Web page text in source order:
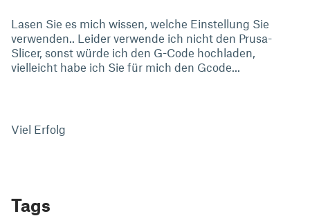
Lasen Sie es mich wissen, welche Einstellung Sie
verwenden.. Leider verwende ich nicht den Prusa-
Slicer, sonst würde ich den G-Code hochladen,
vielleicht habe ich Sie für mich den Gcode...
Viel Erfolg
Tags